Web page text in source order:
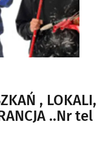
, LOKALI,
..Nr tel